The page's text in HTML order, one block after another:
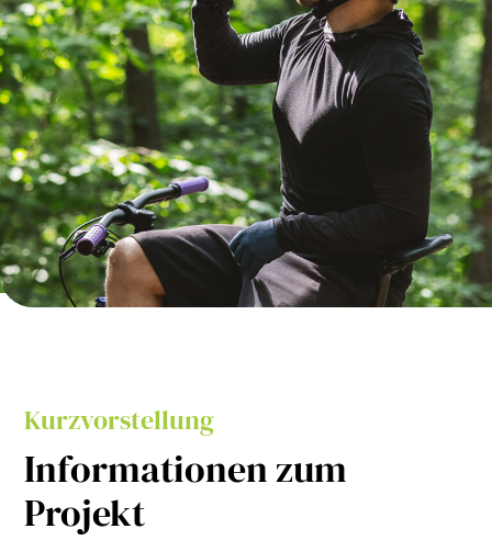
Kurzvorstellung
Informationen zum
Projekt